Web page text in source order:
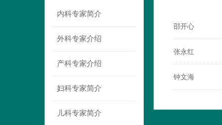
内科专家简介
外科专家介绍
产科专家介绍
妇科专家简介
儿科专家简介
邵开心
张永红
钟文海